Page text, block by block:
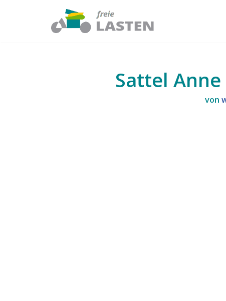
Sattel
von